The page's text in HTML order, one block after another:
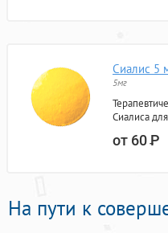
Сиалис 5
5мг
Сиалиса
от 60Р
На пути к